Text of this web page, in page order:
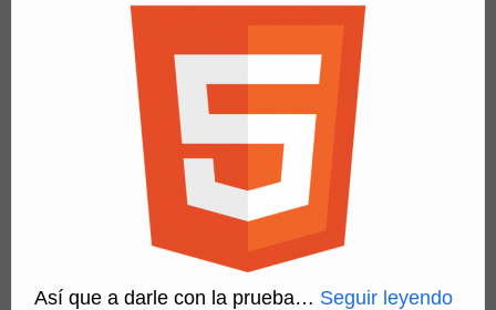
Así que a darle con la prueba… Seguir leyendo